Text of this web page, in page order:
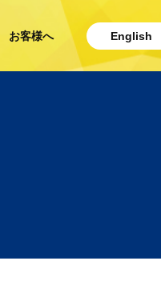
お客様へ English